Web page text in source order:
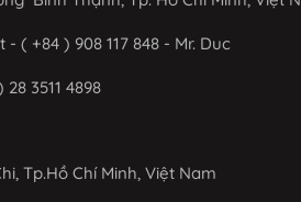
- ( +84 ) 908 117 848 - Mr. Duc
3511 4898
Tp.Hồ Chí Minh, Việt Nam